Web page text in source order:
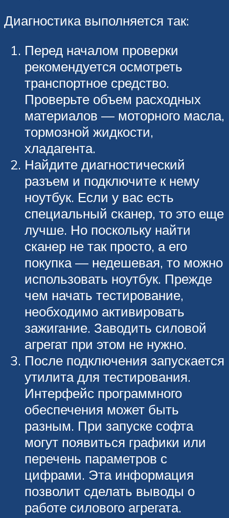
Диагностика выполняется так:
Перед началом проверки
рекомендуется осмотреть
транспортное средство.
Проверьте объем расходных
материалов — моторного масла,
тормозной жидкости,
хладагента.
Найдите диагностический
разъем и подключите к нему
ноутбук. Если у вас есть
специальный сканер, то это еще
лучше. Но поскольку найти
сканер не так просто, а его
покупка — недешевая, то можно
использовать ноутбук. Прежде
чем начать тестирование,
необходимо активировать
зажигание. Заводить силовой
агрегат при этом не нужно.
После подключения запускается
утилита для тестирования.
Интерфейс программного
обеспечения может быть
разным. При запуске софта
могут появиться графики или
перечень параметров с
цифрами. Эта информация
позволит сделать выводы о
работе силового агрегата.